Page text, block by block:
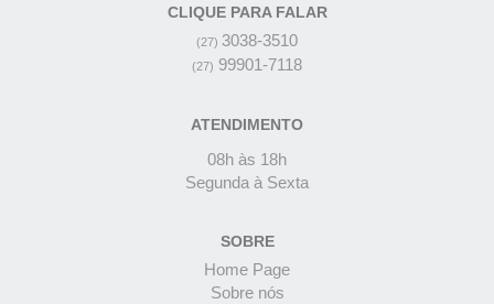
CLIQUE PARA FALAR
(27) 3038-3510
(27) 99901-7118
ATENDIMENTO
08h às 18h
Segunda à Sexta
SOBRE
Home Page
Sobre nós